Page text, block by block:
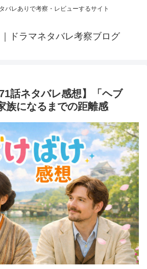
バレありで考察・レビューするサイト
ドラマネタバレ考察ブログ
話ネタバレ感想】「ヘブ
族になるまでの距離感